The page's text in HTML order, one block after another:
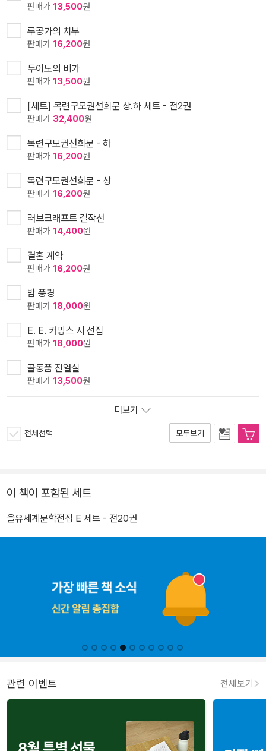
판매가 13,500원
루공가의 치부
판매가 16,200원
두이노의 비가
판매가 13,500원
[세트] 목련구모권선희문 상.하 세트 - 전2권
판매가 32,400원
목련구모권선희문 - 하
판매가 16,200원
목련구모권선희문 - 상
판매가 16,200원
러브크래프트 걸작선
판매가 14,400원
결혼 계약
판매가 16,200원
밤 풍경
판매가 18,000원
E. E. 커밍스 시 선집
판매가 18,000원
골동품 진열실
판매가 13,500원
더보기
전체선택 모두보기
이 책이 포함된 세트
을유세계문학전집 E 세트 - 전20권
관련 이벤트 전체보기